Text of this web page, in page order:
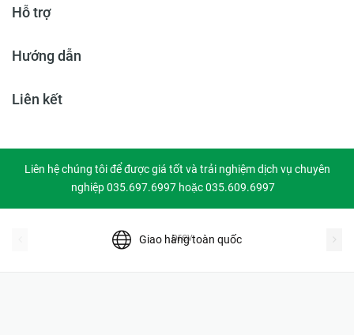
Hỗ trợ
Hướng dẫn
Liên kết
Liên hệ chúng tôi để được giá tốt và trải nghiệm dịch vụ chuyên
nghiệp 035.697.6997 hoặc 035.609.6997
Giao hàng toàn quốc
prev